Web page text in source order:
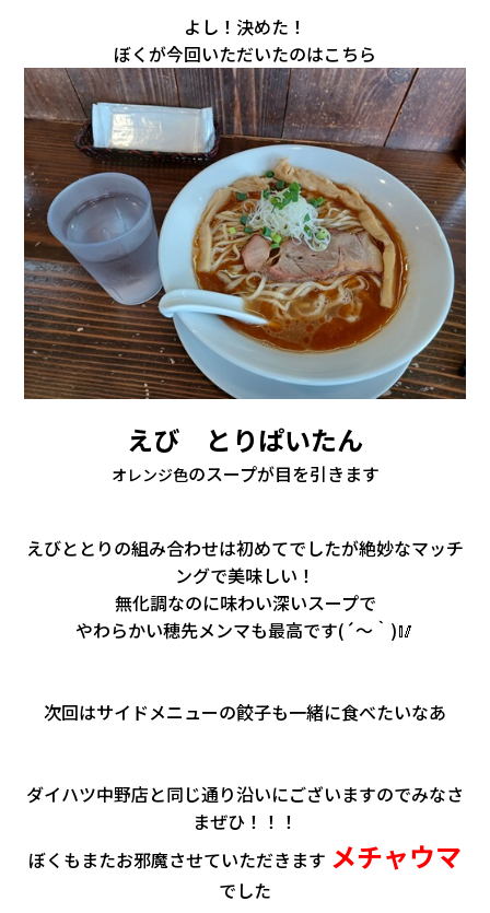
よし！決めた！
ぼくが今回いただいたのはこちら
えび とりぱいたん
オレンジ色のスープが目を引きます
えびととりの組み合わせは初めてでしたが絶妙なマッチ
ングで美味しい！
無化調なのに味わい深いスープで
やわらかい穂先メンマも最高です(´～｀)🥢
次回はサイドメニューの餃子も一緒に食べたいなあ
ダイハツ中野店と同じ通り沿いにございますのでみなさ
まぜひ！！！
ぼくもまたお邪魔させていただきます メチャウマ
でした